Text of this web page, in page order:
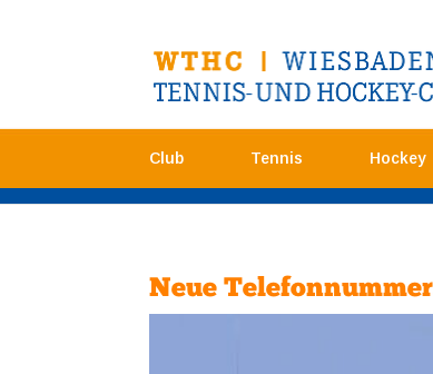
Club Tennis Hockey
Neue